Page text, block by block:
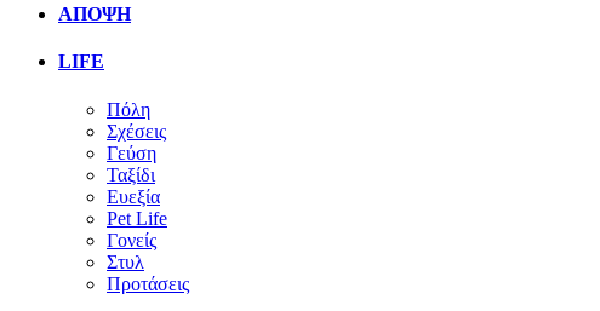
ΑΠΟΨΗ
LIFE
Πόλη
Σχέσεις
Γεύση
Ταξίδι
Ευεξία
Pet Life
Γονείς
Στυλ
Προτάσεις